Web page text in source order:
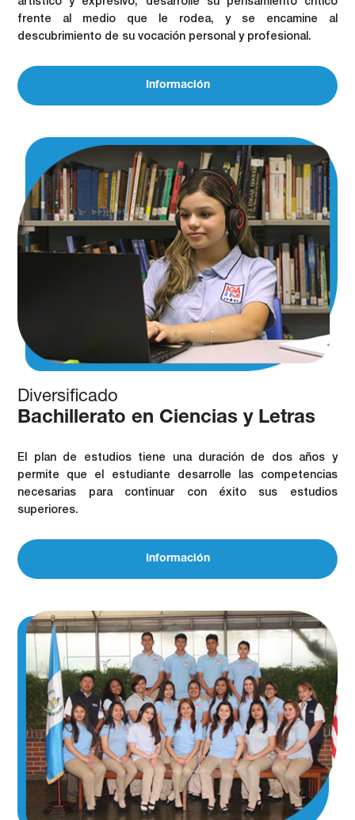
artístico y expresivo, desarrolle su pensamiento crítico
frente al medio que le rodea, y se encamine al
descubrimiento de su vocación personal y profesional.
Información
Diversificado
Bachillerato en Ciencias y Letras
El plan de estudios tiene una duración de dos años y
permite que el estudiante desarrolle las competencias
necesarias para continuar con éxito sus estudios
superiores.
Información